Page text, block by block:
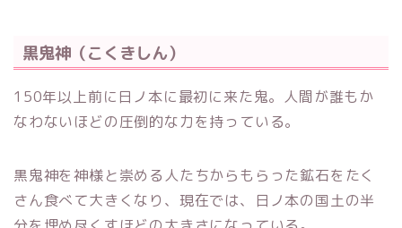
黒鬼神（こくきしん）
150年以上前に日ノ本に最初に来た鬼。人間が誰もか
なわないほどの圧倒的な力を持っている。
黒鬼神を神様と崇める人たちからもらった鉱石をたく
さん食べて大きくなり、現在では、日ノ本の国土の半